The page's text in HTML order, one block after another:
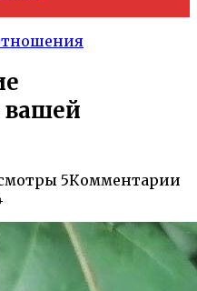
5Комментарии